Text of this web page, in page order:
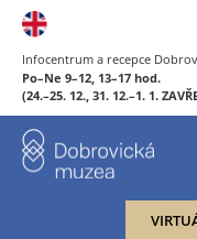
Infocentrum a recepce
Po–Ne 9–12, 13–17 hod.
(24.–25. 12., 31. 12.–1. 1.